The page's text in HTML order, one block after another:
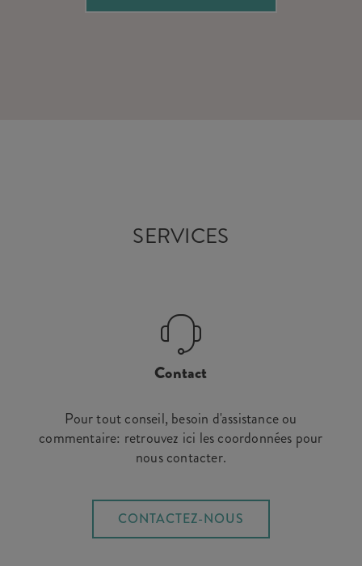
SERVICES
Contact
Pour tout conseil, besoin d'assistance ou
commentaire: retrouvez ici les coordonnées pour
nous contacter.
CONTACTEZ-NOUS